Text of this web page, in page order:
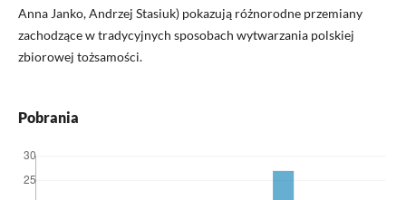
Anna Janko, Andrzej Stasiuk) pokazują różnorodne przemiany
zachodzące w tradycyjnych sposobach wytwarzania polskiej
zbiorowej tożsamości.
Pobrania